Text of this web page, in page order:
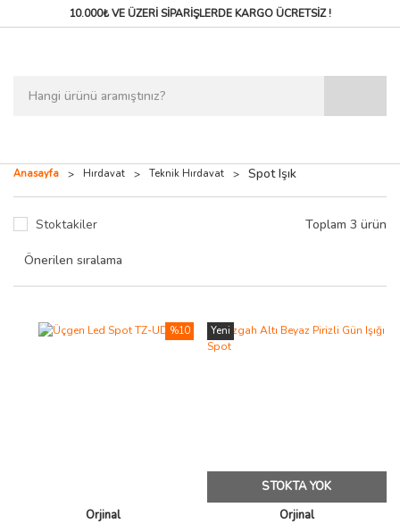
10.000₺ VE ÜZERİ SİPARİŞLERDEKARGO ÜCRETSİZ !
Anasayfa Hırdavat Teknik Hırdavat Spot Işık
Stoktakiler Toplam 3 ürün
Orjinal
%10 Yeni
STOKTA YOK
Orjinal